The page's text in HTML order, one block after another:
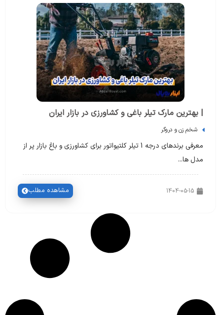
| بهترین مارک تیلر باغی و کشاورزی در بازار ایران
شخم زن و دروگر
معرفی برندهای درجه 1 تیلر کلتیواتور برای کشاورزی و باغ بازار پر از
مدل ها...
1404-05-15 مشاهده مطلب